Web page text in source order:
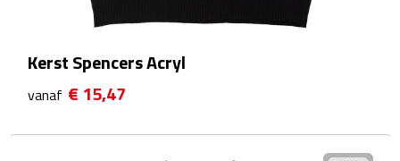
Sportflessen
Thermosflessen
Kerst Spencers Acryl
vanaf € 15,47